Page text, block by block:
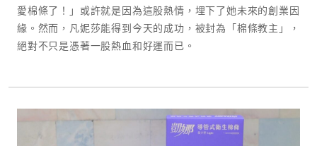
愛棉條了！」或許就是因為這股熱情，埋下了她未來的創業因
緣。然而，凡妮莎能得到今天的成功，被封為「棉條教主」，
絕對不只是憑著一股熱血和好運而已。